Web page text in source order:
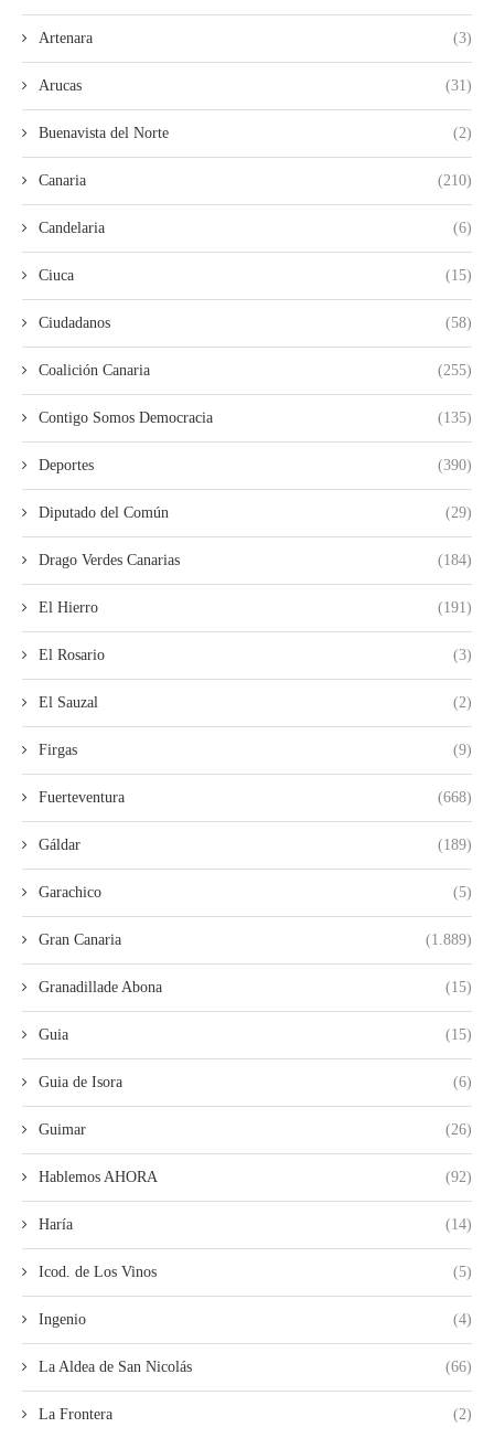
Artenara (3)
Arucas (31)
Buenavista del Norte (2)
Canaria (210)
Candelaria (6)
Ciuca (15)
Ciudadanos (58)
Coalición Canaria (255)
Contigo Somos Democracia (135)
Deportes (390)
Diputado del Común (29)
Drago Verdes Canarias (184)
El Hierro (191)
El Rosario (3)
El Sauzal (2)
Firgas (9)
Fuerteventura (668)
Gáldar (189)
Garachico (5)
Gran Canaria (1.889)
Granadillade Abona (15)
Guia (15)
Guia de Isora (6)
Guimar (26)
Hablemos AHORA (92)
Haría (14)
Icod. de Los Vinos (5)
Ingenio (4)
La Aldea de San Nicolás (66)
La Frontera (2)